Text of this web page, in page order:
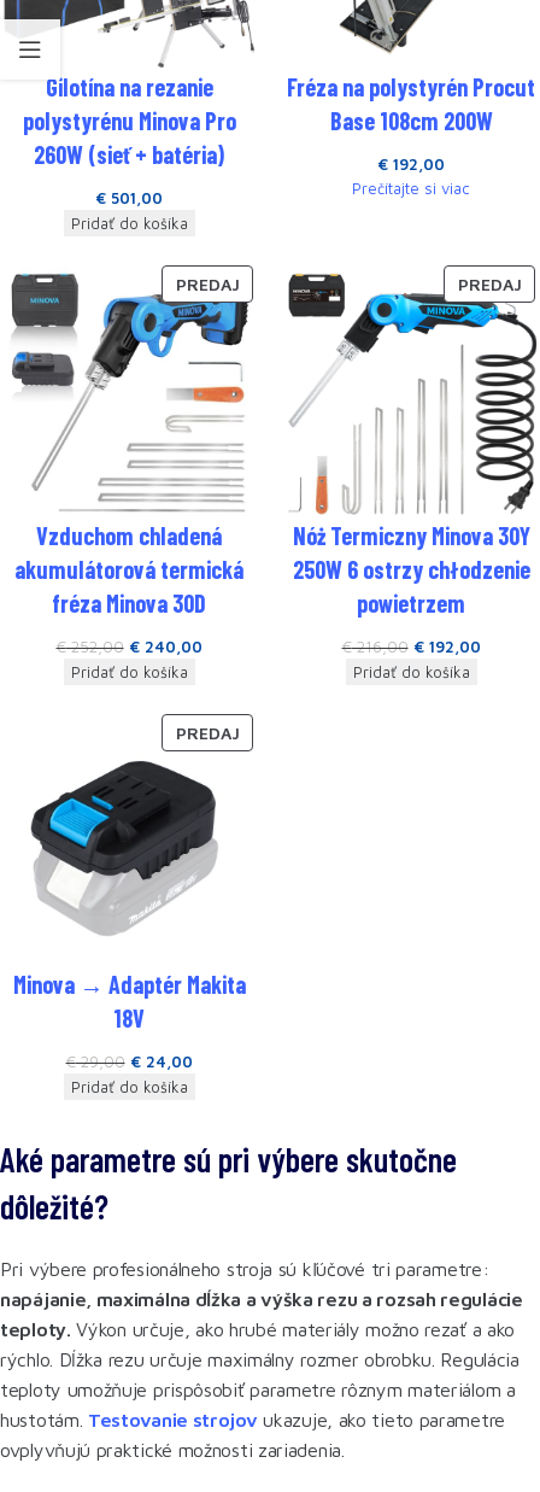
Gilotína na rezanie
polystyrénu Minova Pro
260W (sieť + batéria)
€ 501,00
Pridať do košíka
Fréza na polystyrén Procut
Base 108cm 200W
€ 192,00
Prečítajte si viac
PREDAJ
Vzduchom chladená
akumulátorová termická
fréza Minova 30D
€252,00 €240,00
Pridať do košíka
PREDAJ
Nóż Termiczny Minova 30Y
250W 6 ostrzy chłodzenie
powietrzem
€216,00 €192,00
Pridať do košíka
PREDAJ
Minova → Adaptér Makita
18V
€29,00 €24,00
Pridať do košíka
Aké parametre sú pri výbere skutočne
dôležité?
Pri výbere profesionálneho stroja sú kľúčové tri parametre:
napájanie, maximálna dĺžka a výška rezu a rozsah regulácie
teploty. Výkon určuje, ako hrubé materiály možno rezať a ako
rýchlo. Dĺžka rezu určuje maximálny rozmer obrobku. Regulácia
teploty umožňuje prispôsobiť parametre rôznym materiálom a
hustotám. Testovanie strojov ukazuje, ako tieto parametre
ovplyvňujú praktické možnosti zariadenia.